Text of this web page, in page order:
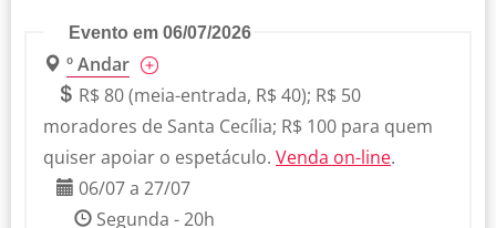
Evento em 06/07/2026
º Andar
R$ 80 (meia-entrada, R$ 40); R$ 50
moradores de Santa Cecília; R$ 100 para quem
quiser apoiar o espetáculo. Venda on-line.
06/07 a 27/07
Segunda - 20h